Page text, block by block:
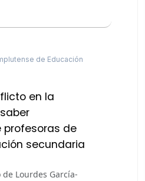
de Educación
en la
de
secundaria
de Lourdes García-